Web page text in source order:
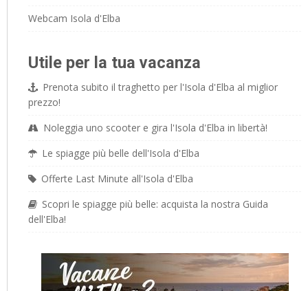
Webcam Isola d'Elba
Utile per la tua vacanza
Prenota subito il traghetto per l'Isola d'Elba al miglior
prezzo!
Noleggia uno scooter e gira l'Isola d'Elba in libertà!
Le spiagge più belle dell'Isola d'Elba
Offerte Last Minute all'Isola d'Elba
Scopri le spiagge più belle: acquista la nostra Guida
dell'Elba!